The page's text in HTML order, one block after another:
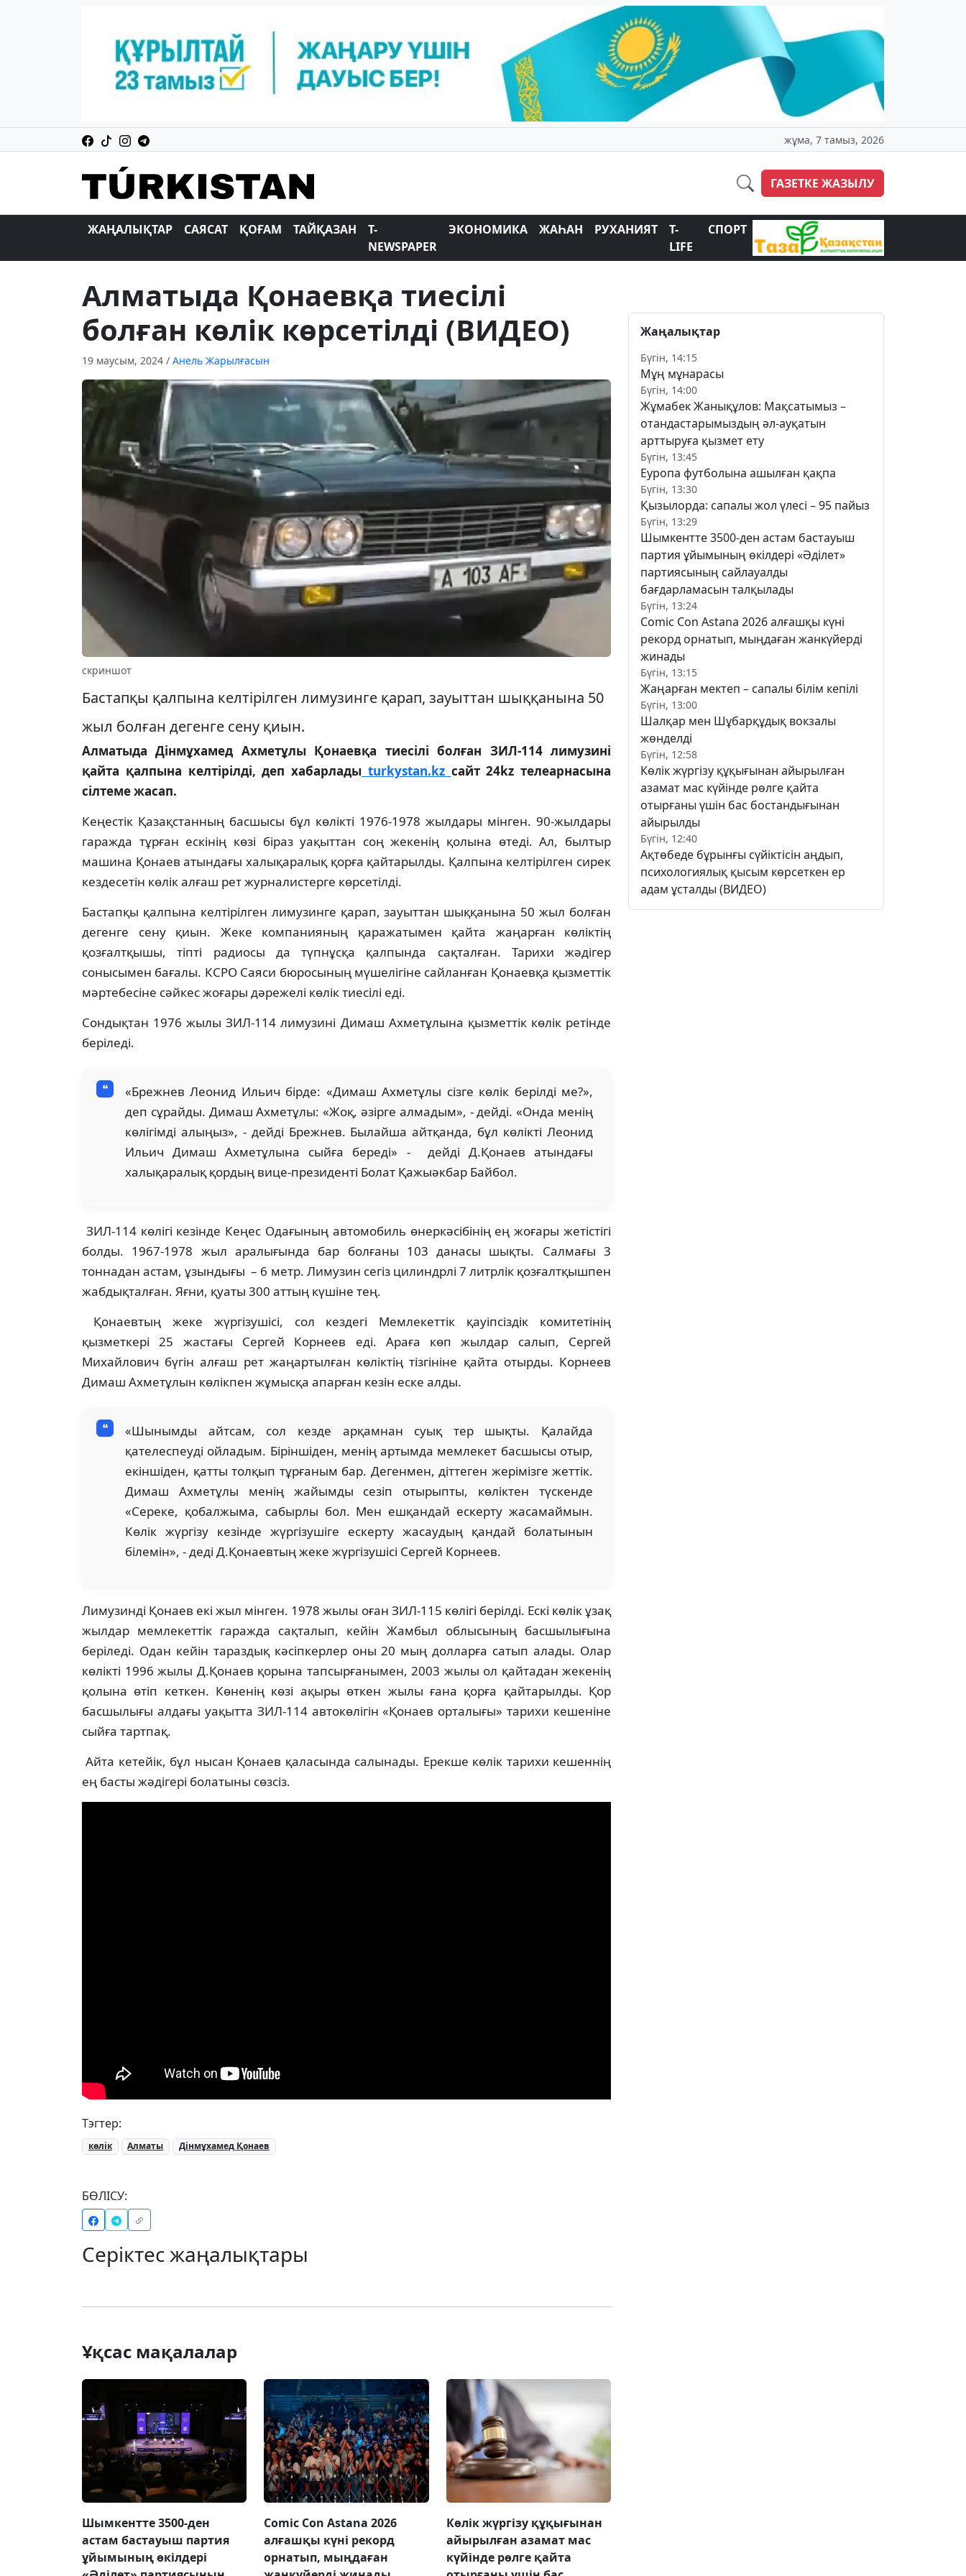
жұма, 7 тамыз, 2026
ГАЗЕТКЕ ЖАЗЫЛУ
ЖАҢАЛЫҚТАР САЯСАТ ҚОҒАМ ТАЙҚАЗАН
T-
NEWSPAPER
ЭКОНОМИКА ЖАҺАН РУХАНИЯТ
T-
LIFE
СПОРТ
Алматыда Қонаевқа тиесілі
болған көлік көрсетілді (ВИДЕО)
19 маусым, 2024 / Анель Жарылғасын
скриншот
Бастапқы қалпына келтірілген лимузинге қарап, зауыттан шыққанына 50
жыл болған дегенге сену қиын.
Алматыда Дінмұхамед Ахметұлы Қонаевқа тиесілі болған ЗИЛ-114 лимузині
қайта қалпына келтірілді, деп хабарлады turkystan.kz сайт 24kz телеарнасына
сілтеме жасап.
Кеңестік Қазақстанның басшысы бұл көлікті 1976-1978 жылдары мінген. 90-жылдары
гаражда тұрған ескінің көзі біраз уақыттан соң жекенің қолына өтеді. Ал, былтыр
машина Қонаев атындағы халықаралық қорға қайтарылды. Қалпына келтірілген сирек
кездесетін көлік алғаш рет журналистерге көрсетілді.
Бастапқы қалпына келтірілген лимузинге қарап, зауыттан шыққанына 50 жыл болған
дегенге сену қиын. Жеке компанияның қаражатымен қайта жаңарған көліктің
қозғалтқышы, тіпті радиосы да түпнұсқа қалпында сақталған. Тарихи жәдігер
сонысымен бағалы. КСРО Саяси бюросының мүшелігіне сайланған Қонаевқа қызметтік
мәртебесіне сәйкес жоғары дәрежелі көлік тиесілі еді.
Сондықтан 1976 жылы ЗИЛ-114 лимузині Димаш Ахметұлына қызметтік көлік ретінде
беріледі.
«Брежнев Леонид Ильич бірде: «Димаш Ахметұлы сізге көлік берілді ме?»,
деп сұрайды. Димаш Ахметұлы: «Жоқ, әзірге алмадым», - дейді. «Онда менің
көлігімді алыңыз», - дейді Брежнев. Былайша айтқанда, бұл көлікті Леонид
Ильич Димаш Ахметұлына сыйға береді» - дейді Д.Қонаев атындағы
халықаралық қордың вице-президенті Болат Қажыәкбар Байбол.
ЗИЛ-114 көлігі кезінде Кеңес Одағының автомобиль өнеркәсібінің ең жоғары жетістігі
болды. 1967-1978 жыл аралығында бар болғаны 103 данасы шықты. Салмағы 3
тоннадан астам, ұзындығы – 6 метр. Лимузин сегіз цилиндрлі 7 литрлік қозғалтқышпен
жабдықталған. Яғни, қуаты 300 аттың күшіне тең.
Қонаевтың жеке жүргізушісі, сол кездегі Мемлекеттік қауіпсіздік комитетінің
қызметкері 25 жастағы Сергей Корнеев еді. Араға көп жылдар салып, Сергей
Михайлович бүгін алғаш рет жаңартылған көліктің тізгініне қайта отырды. Корнеев
Димаш Ахметұлын көлікпен жұмысқа апарған кезін еске алды.
«Шынымды айтсам, сол кезде арқамнан суық тер шықты. Қалайда
қателеспеуді ойладым. Біріншіден, менің артымда мемлекет басшысы отыр,
екіншіден, қатты толқып тұрғаным бар. Дегенмен, діттеген жерімізге жеттік.
Димаш Ахметұлы менің жайымды сезіп отырыпты, көліктен түскенде
«Сереке, қобалжыма, сабырлы бол. Мен ешқандай ескерту жасамаймын.
Көлік жүргізу кезінде жүргізушіге ескерту жасаудың қандай болатынын
білемін», - деді Д.Қонаевтың жеке жүргізушісі Сергей Корнеев.
Лимузинді Қонаев екі жыл мінген. 1978 жылы оған ЗИЛ-115 көлігі берілді. Ескі көлік ұзақ
жылдар мемлекеттік гаражда сақталып, кейін Жамбыл облысының басшылығына
беріледі. Одан кейін тараздық кәсіпкерлер оны 20 мың долларға сатып алады. Олар
көлікті 1996 жылы Д.Қонаев қорына тапсырғанымен, 2003 жылы ол қайтадан жекенің
қолына өтіп кеткен. Көненің көзі ақыры өткен жылы ғана қорға қайтарылды. Қор
басшылығы алдағы уақытта ЗИЛ-114 автокөлігін «Қонаев орталығы» тарихи кешеніне
сыйға тартпақ.
Айта кетейік, бұл нысан Қонаев қаласында салынады. Ерекше көлік тарихи кешеннің
ең басты жәдігері болатыны сөзсіз.
Тэгтер:
көлік Алматы Дінмұхамед Қонаев
БӨЛІСУ:
Серіктес жаңалықтары
Ұқсас мақалалар
Шымкентте 3500-ден
астам бастауыш партия
ұйымының өкілдері
Comic Con Astana 2026
алғашқы күні рекорд
орнатып, мыңдаған
Көлік жүргізу құқығынан
айырылған азамат мас
күйінде рөлге қайта
Жаңалықтар
Бүгін, 14:15
Мұң мұнарасы
Бүгін, 14:00
Жұмабек Жанықұлов: Мақсатымыз –
отандастарымыздың әл-ауқатын
арттыруға қызмет ету
Бүгін, 13:45
Еуропа футболына ашылған қақпа
Бүгін, 13:30
Қызылорда: сапалы жол үлесі – 95 пайыз
Бүгін, 13:29
Шымкентте 3500-ден астам бастауыш
партия ұйымының өкілдері «Әділет»
партиясының сайлауалды
бағдарламасын талқылады
Бүгін, 13:24
Comic Con Astana 2026 алғашқы күні
рекорд орнатып, мыңдаған жанкүйерді
жинады
Бүгін, 13:15
Жаңарған мектеп – сапалы білім кепілі
Бүгін, 13:00
Шалқар мен Шұбарқұдық вокзалы
жөнделді
Бүгін, 12:58
Көлік жүргізу құқығынан айырылған
азамат мас күйінде рөлге қайта
отырғаны үшін бас бостандығынан
айырылды
Бүгін, 12:40
Ақтөбеде бұрынғы сүйіктісін аңдып,
психологиялық қысым көрсеткен ер
адам ұсталды (ВИДЕО)